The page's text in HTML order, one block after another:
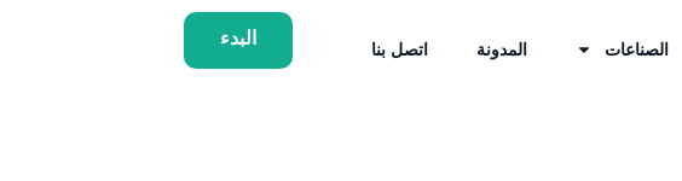
الصناعات المدونة اتصل بنا
البدء